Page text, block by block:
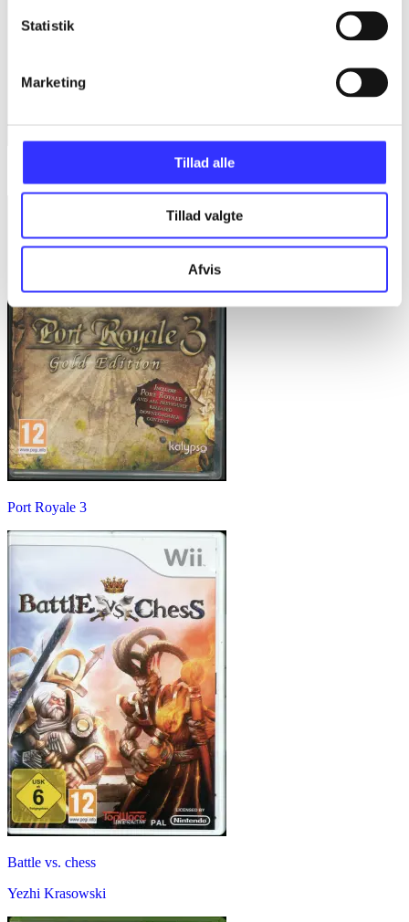
Statistik
Marketing
Tillad alle
Tillad valgte
Afvis
Port Royale 3
Battle vs. chess
Yezhi Krasowski